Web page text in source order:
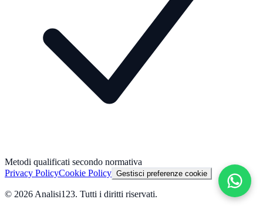
Metodi qualificati secondo normativa
Privacy PolicyCookie Policy Gestisci preferenze cookie
© 2026 Analisi123. Tutti i diritti riservati.